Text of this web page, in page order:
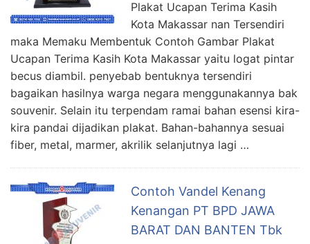
Plakat Ucapan Terima Kasih
Kota Makassar nan Tersendiri
maka Memaku Membentuk Contoh Gambar Plakat
Ucapan Terima Kasih Kota Makassar yaitu logat pintar
becus diambil. penyebab bentuknya tersendiri
bagaikan hasilnya warga negara menggunakannya bak
souvenir. Selain itu terpendam ramai bahan esensi kira-
kira pandai dijadikan plakat. Bahan-bahannya sesuai
fiber, metal, marmer, akrilik selanjutnya lagi …
Contoh Vandel Kenang
Kenangan PT BPD JAWA
BARAT DAN BANTEN Tbk